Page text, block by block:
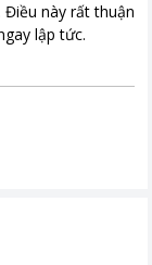
này rất thuận
lập tức.